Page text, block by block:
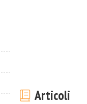
Articoli